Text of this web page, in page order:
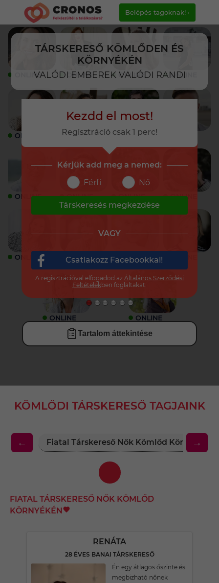
TÁRSKERESŐ KÖMLŐDEN ÉS
KÖRNYÉKÉN
VALÓDI EMBEREK VALÓDI RANDI
Belépés tagoknak! ›
ONLINE ONLINE ONLINE ONLINE
ONLINE ONLINE ONLINE
ONLINE ONLINE ONLINE ONLINE
ONLINE ONLINE ONLINE
ONLINE ONLINE
Tartalom áttekintése
KÖMLŐDI TÁRSKERESŐ TAGJAINK
← Fiatal Társkereső Nők Kömlőd Környékén
→
FIATAL TÁRSKERESŐ NŐK KÖMLŐD
KÖRNYÉKÉN
RENÁTA
28 ÉVES BANAI TÁRSKERESŐ
Én egy átlagos őszinte és
megbizható nőnek
Kezdd el most!
Regisztráció csak 1 perc!
Kérjük add meg a nemed:
Férfi
Nő
Társkeresés megkezdése
VAGY
Csatlakozz Facebookkal!
A regisztrációval elfogadod az Általános Szerződési
Feltételekben foglaltakat.